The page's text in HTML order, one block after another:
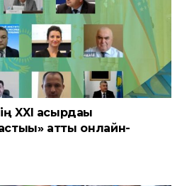
XXI ғасырдағы
атты онлайн-